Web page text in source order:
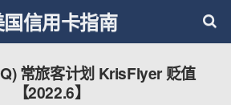
信用卡指南
常旅客计划 KrisFlyer 贬值
【2022.6】